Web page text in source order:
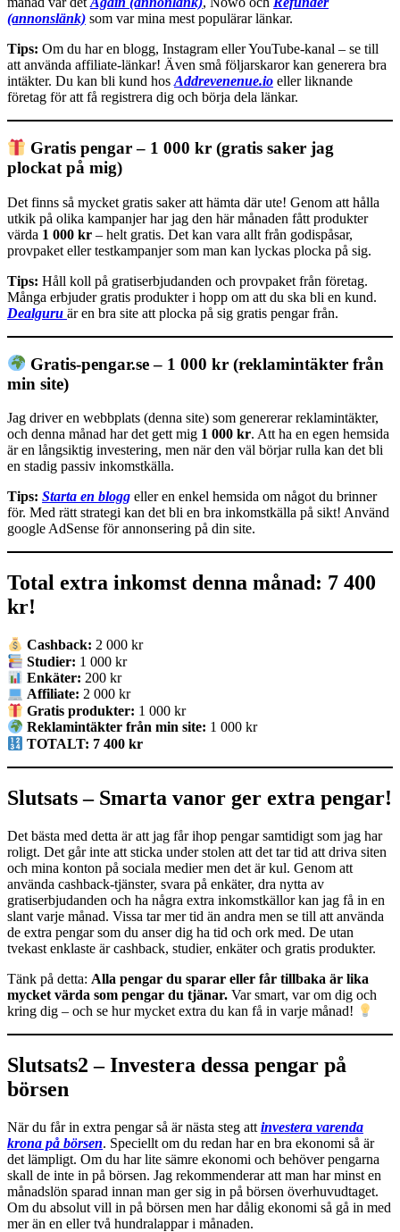
(annonslänk) som var mina mest populärar länkar.
Tips: Om du har en blogg, Instagram eller YouTube-kanal – se till
att använda affiliate-länkar! Även små följarskaror kan generera bra
intäkter. Du kan bli kund hosAddrevenenue.io eller liknande
företag för att få registrera dig och börja dela länkar.
Gratis pengar – 1 000 kr (gratis saker jag
plockat på mig)
Det finns så mycket gratis saker att hämta där ute! Genom att hålla
utkik på olika kampanjer har jag den här månaden fått produkter
värda 1 000 kr – helt gratis. Det kan vara allt från godispåsar,
provpaket eller testkampanjer som man kan lyckas plocka på sig.
Tips: Håll koll på gratiserbjudanden och provpaket från företag.
Många erbjuder gratis produkter i hopp om att du ska bli en kund.
Dealguru är en bra site att plocka på sig gratis pengar från.
Gratis-pengar.se – 1 000 kr (reklamintäkter från
min site)
Jag driver en webbplats (denna site) som genererar reklamintäkter,
och denna månad har det gett mig 1 000 kr. Att ha en egen hemsida
är en långsiktig investering, men när den väl börjar rulla kan det bli
en stadig passiv inkomstkälla.
Tips: Starta en blogg eller en enkel hemsida om något du brinner
för. Med rätt strategi kan det bli en bra inkomstkälla på sikt! Använd
google AdSense för annonsering på din site.
Total extra inkomst denna månad: 7 400
kr!
Cashback: 2 000 kr
Studier: 1 000 kr
Enkäter: 200 kr
Affiliate: 2 000 kr
Gratis produkter: 1 000 kr
Reklamintäkter från min site: 1 000 kr
TOTALT: 7 400 kr
Slutsats – Smarta vanor ger extra pengar!
Det bästa med detta är att jag får ihop pengar samtidigt som jag har
roligt. Det går inte att sticka under stolen att det tar tid att driva siten
och mina konton på sociala medier men det är kul. Genom att
använda cashback-tjänster, svara på enkäter, dra nytta av
gratiserbjudanden och ha några extra inkomstkällor kan jag få in en
slant varje månad. Vissa tar mer tid än andra men se till att använda
de extra pengar som du anser dig ha tid och ork med. De utan
tvekast enklaste är cashback, studier, enkäter och gratis produkter.
Tänk på detta: Alla pengar du sparar eller får tillbaka är lika
mycket värda som pengar du tjänar. Var smart, var om dig och
kring dig – och se hur mycket extra du kan få in varje månad!
Slutsats2 – Investera dessa pengar på
börsen
När du får in extra pengar så är nästa steg att investera varenda
krona på börsen. Speciellt om du redan har en bra ekonomi så är
det lämpligt. Om du har lite sämre ekonomi och behöver pengarna
skall de inte in på börsen. Jag rekommenderar att man har minst en
månadslön sparad innan man ger sig in på börsen överhuvudtaget.
Om du absolut vill in på börsen men har dålig ekonomi så gå in med
mer än en eller två hundralappar i månaden.